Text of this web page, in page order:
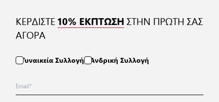
ΚΕΡΔΙΣΤΕ10% ΕΚΠΤΩΣΗ ΣΤΗΝ ΠΡΩΤΗ ΣΑΣ
ΑΓΟΡΑ
Γυναικεία Συλλογή Ανδρική Συλλογή